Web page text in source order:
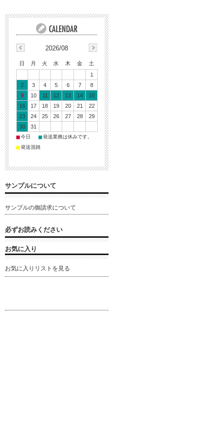
2026/08
日 月 火 水 木 金
土
1
2
3 4 5 6 7
8
9
10 11 12 13 14
15
16
17 18 19 20 21
22
23
24 25 26 27 28
29
30
31
■今日 ■発送業務は休みです。
■発送混雑
サンプルについて
サンプルの御請求について
必ずお読みください
お気に入り
お気に入りリストを見る